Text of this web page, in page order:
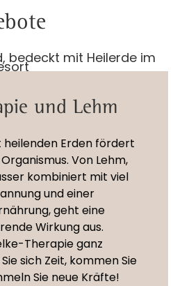
und Lehm
heilenden Erden fördert
Von Lehm,
kombiniert mit viel
und einer
geht eine
Wirkung aus.
Therapie ganz
sich Zeit, kommen Sie
Sie neue Kräfte!